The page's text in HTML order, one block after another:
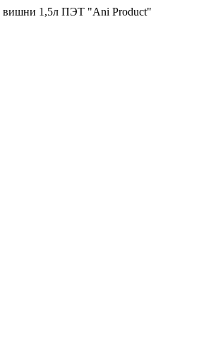
1,5л ПЭТ "Ani Product"